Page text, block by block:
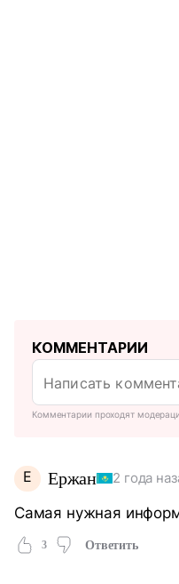
КОММЕНТАРИИ
Комментарии проходят
Е Ержан 2 года
Самая нужная
3 Ответить